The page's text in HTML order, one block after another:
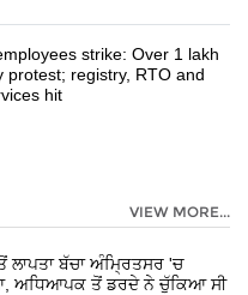
strike: Over 1 lakh
protest; registry, RTO and
hit
VIEW MORE...
ਬੱਚਾ ਅੰਮ੍ਰਿਤਸਰ 'ਚ
ਅਧਿਆਪਕ ਤੋਂ ਡਰਦੇ ਨੇ ਚੁੱਕਿਆ ਸੀ